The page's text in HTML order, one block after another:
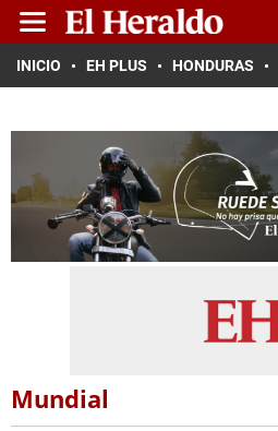
INICIO EH PLUS HONDURAS
Mundial